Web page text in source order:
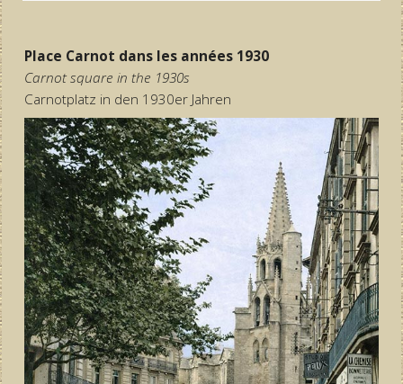
Place Carnot dans les années 1930
Carnot square in the 1930s
Carnotplatz in den 1930er Jahren